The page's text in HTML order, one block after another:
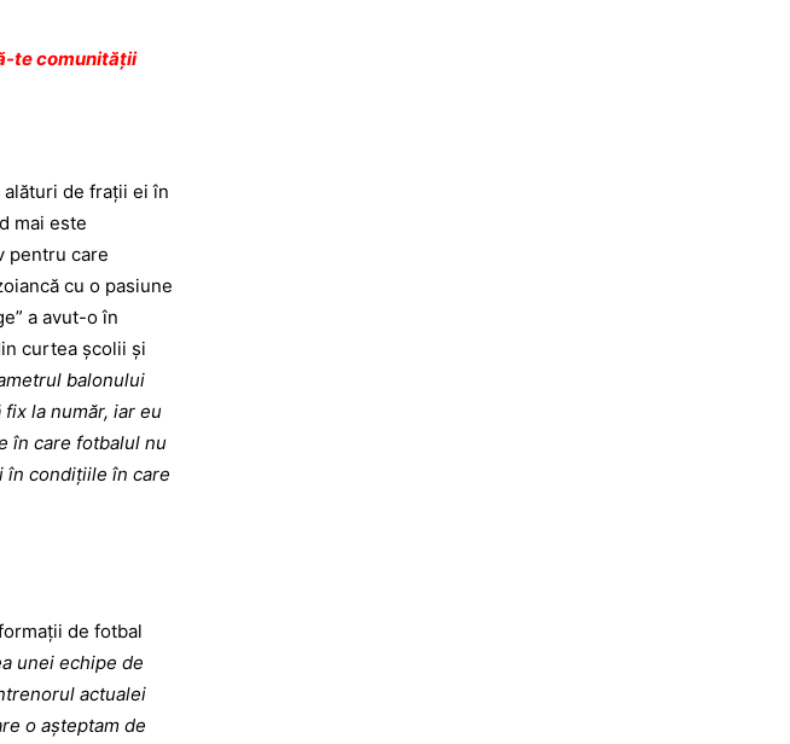
te comunității
alături de fraţii ei în
mai este
pentru care
cu o pasiune
a avut-o în
curtea şcolii şi
balonului
la număr, iar eu
în care fotbalul nu
în condiţiile în care
de fotbal
unei echipe de
actualei
o aşteptam de